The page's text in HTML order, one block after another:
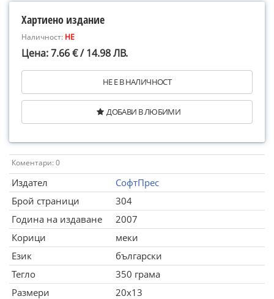
Хартиено издание
Наличност: НЕ
Цена: 7.66 € / 14.98 ЛВ.
НЕ Е В НАЛИЧНОСТ
ДОБАВИ В ЛЮБИМИ
Коментари: 0
Издател
СофтПрес
Брой страници
304
Година на издаване
2007
Корици
меки
Език
български
Тегло
350 грама
Размери
20x13